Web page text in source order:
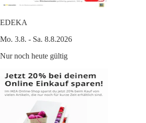
EDEKA
Mo. 3.8. - Sa. 8.8.2026
Nur noch heute gültig